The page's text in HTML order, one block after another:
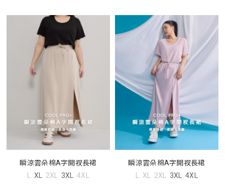
瞬涼雲朵棉A字開衩長裙
L XL 2XL 3XL 4XL
瞬涼雲朵棉A字開衩長裙
L XL 2XL 3XL 4XL